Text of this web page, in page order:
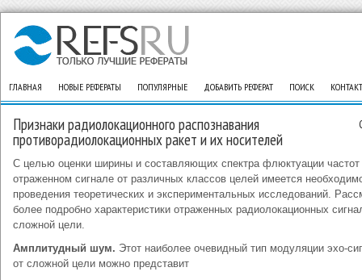
ГЛАВНАЯ НОВЫЕ РЕФЕРАТЫ ПОПУЛЯРНЫЕ ДОБАВИТЬ РЕФЕРАТ ПОИСК
Признаки радиолокационного распознавания
противорадиолокационных ракет и их носителей
С целью оценки ширины и составляющих спектра флюктуации частот
отраженном сигнале от различных классов целей имеется
проведения теоретических и экспериментальных исследований.
более подробно характеристики отраженных радиолокационных
сложной цели.
Амплитудный шум. Этот наиболее очевидный тип модуляции эхо-
от сложной цели можно представит